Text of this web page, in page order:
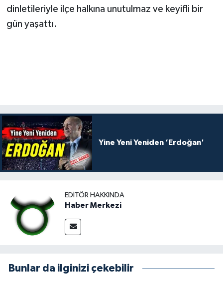
dinletileriyle ilçe halkına unutulmaz ve keyifli bir
gün yaşattı.
Yine Yeni Yeniden ‘Erdoğan'
EDITÖR HAKKINDA
Haber Merkezi
Bunlar da ilginizi çekebilir